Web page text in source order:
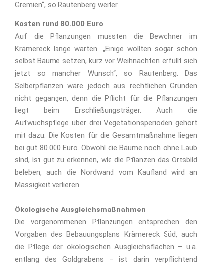
Gremien“, so Rautenberg weiter.
Kosten rund 80.000 Euro
Auf die Pflanzungen mussten die Bewohner im
Krämereck lange warten. „Einige wollten sogar schon
selbst Bäume setzen, kurz vor Weihnachten erfüllt sich
jetzt so mancher Wunsch“, so Rautenberg. Das
Selberpflanzen wäre jedoch aus rechtlichen Gründen
nicht gegangen, denn die Pflicht für die Pflanzungen
liegt beim Erschließungsträger. Auch die
Aufwuchspflege über drei Vegetationsperioden gehört
mit dazu. Die Kosten für die Gesamtmaßnahme liegen
bei gut 80.000 Euro. Obwohl die Bäume noch ohne Laub
sind, ist gut zu erkennen, wie die Pflanzen das Ortsbild
beleben, auch die Nordwand vom Kaufland wird an
Massigkeit verlieren.
Ökologische Ausgleichsmaßnahmen
Die vorgenommenen Pflanzungen entsprechen den
Vorgaben des Bebauungsplans Krämereck Süd, auch
die Pflege der ökologischen Ausgleichsflächen – u.a.
entlang des Goldgrabens – ist darin verpflichtend